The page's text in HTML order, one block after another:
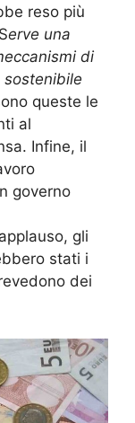
reso più
erve una
di
queste le
al
Infine, il
governo
gli
stati i
dei